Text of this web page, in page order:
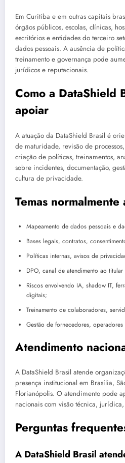
Em Curitiba e em outras capitais
órgãos públicos, escolas, clínicas,
escritórios e entidades do terceiro
dados pessoais. A ausência de
treinamento e governança pode
jurídicos e reputacionais.
Como a DataShield
apoiar
A atuação da DataShield Brasil é
de maturidade, revisão de
criação de políticas, treinamentos,
sobre incidentes, documentação,
cultura de privacidade.
Temas normalmente
Mapeamento de dados pessoais e
Bases legais, contratos,
Políticas internas, avisos de
DPO, canal de atendimento ao
Riscos envolvendo IA, shadow IT,
digitais;
Treinamento de colaboradores,
Gestão de fornecedores,
Atendimento
A DataShield Brasil atende
presença institucional em Brasília,
Florianópolis. O atendimento pode
nacionais com visão técnica,
Perguntas
A DataShield Brasil